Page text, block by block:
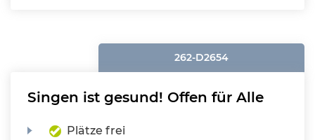
262-D2654
Singen ist gesund! Offen für Alle
Plätze frei